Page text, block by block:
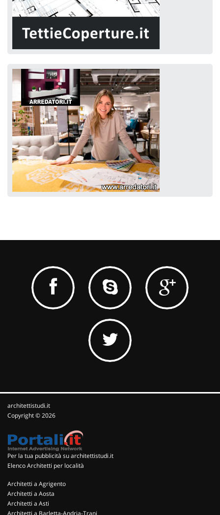
architettistudi.it
Copyright © 2026
Per la tua pubblicità su architettistudi.it
Elenco Architetti per località
Architetti a Agrigento
Architetti a Aosta
Architetti a Asti
Architetti a Barletta-Andria-Trani